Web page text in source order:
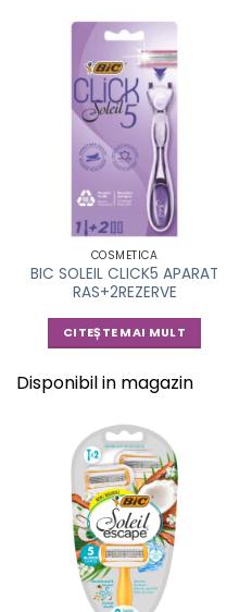
COSMETICA
BIC SOLEIL CLICK5 APARAT
RAS+2REZERVE
CITEȘTE MAI MULT
Disponibil in magazin